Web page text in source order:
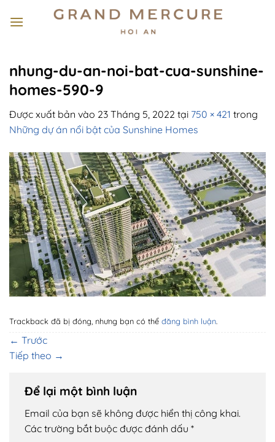
qua
nhung-du-an-noi-bat-cua-sunshine-
homes-590-9
Được xuất bản vào 23 Tháng 5, 2022 tại 750 × 421 trong
Những dự án nổi bật của Sunshine Homes
Trackback đã bị đóng, nhưng bạn có thể đăng bình luận.
← Trước
Tiếp theo →
Để lại một bình luận
Email của bạn sẽ không được hiển thị công khai.
Các trường bắt buộc được đánh dấu *